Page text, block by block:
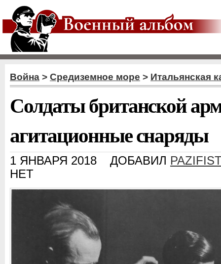
Война > Средиземное море > Итальянская
Солдаты британской
агитационные снаряды
1 ЯНВАРЯ 2018 ДОБАВИЛ
НЕТ